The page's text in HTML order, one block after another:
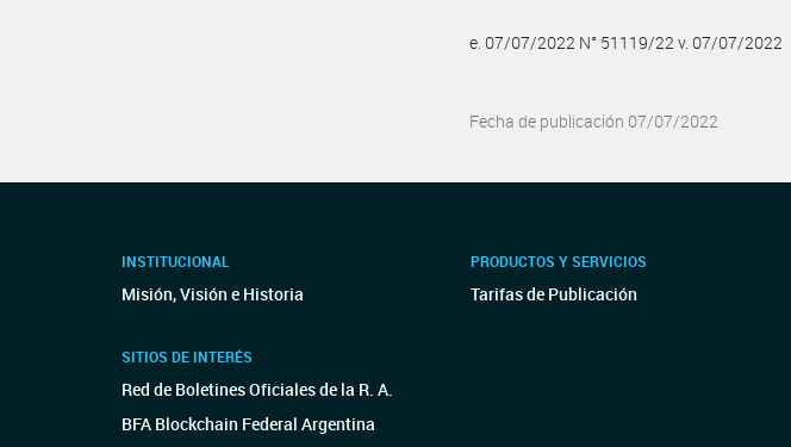
e. 07/07/2022 N° 51119/22 v. 07/07/2022
Fecha de publicación 07/07/2022
INSTITUCIONAL
Misión, Visión e Historia
SITIOS DE INTERÉS
Red de Boletines Oficiales de la R. A.
BFA Blockchain Federal Argentina
PRODUCTOS Y SERVICIOS
Tarifas de Publicación